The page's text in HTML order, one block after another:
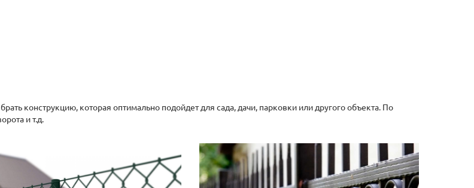
конструкцию, которая оптимально подойдет для сада, дачи, парковки или другого объекта. По
и т.д.